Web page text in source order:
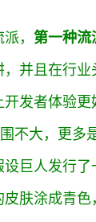
， 第一种流
并且在行业
发者体验更
不大，更多
巨人发行了
肤涂成青色